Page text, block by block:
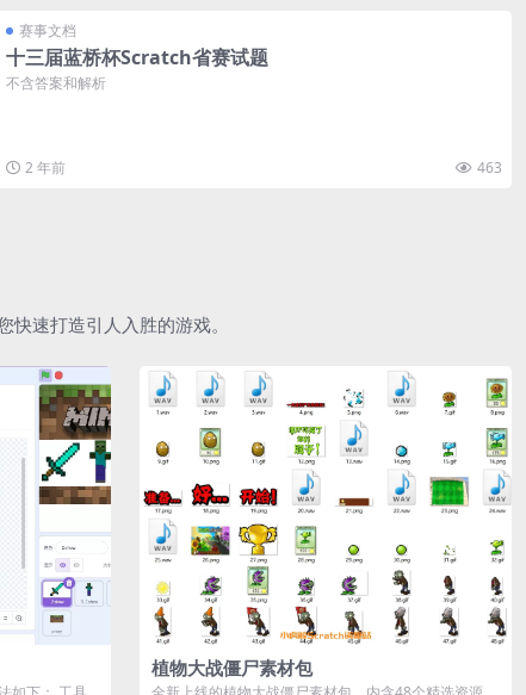
赛事文档
十三届蓝桥杯Scratch省赛试题
不含答案和解析
2 年前 463
速打造引人入胜的游戏。
植物大战僵尸素材包